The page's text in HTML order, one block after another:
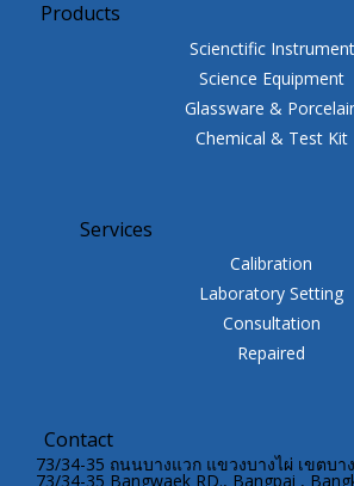
Products
Scienctific Instrument
Science Equipment
Glassware &
Chemical & Test Kit
Services
Calibration
Laboratory Setting
Consultation
Repaired
Contact
73/34-35 ถนนบางแวก แขวงบางไผ่ เขตบา
73/34-35 Bangwaek RD., Bangpai ,